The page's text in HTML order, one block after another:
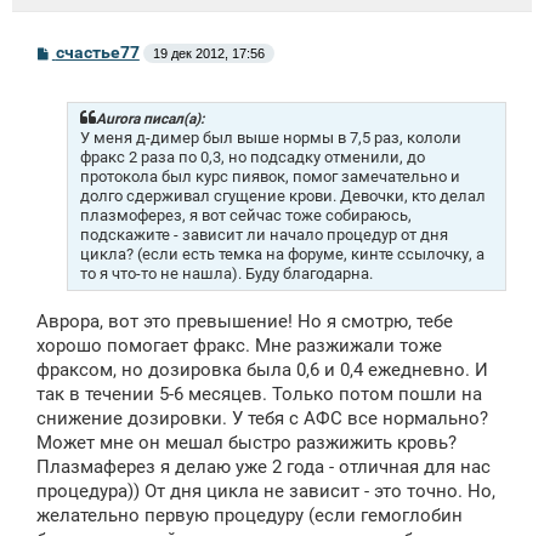
С
о
счастье77 19 дек 2012, 17:56
Aurora писал(а):
У меня д-димер был выше нормы в 7,5 раз, кололи
фракс 2 раза по 0,3, но подсадку отменили, до
протокола был курс пиявок, помог замечательно и
долго сдерживал сгущение крови. Девочки, кто делал
плазмоферез, я вот сейчас тоже собираюсь,
подскажите - зависит ли начало процедур от дня
цикла? (если есть темка на форуме, кинте ссылочку, а
то я что-то не нашла). Буду благодарна.
Аврора, вот это превышение! Но я смотрю, тебе
хорошо помогает фракс. Мне разжижали тоже
фраксом, но дозировка была 0,6 и 0,4 ежедневно. И
так в течении 5-6 месяцев. Только потом пошли на
снижение дозировки. У тебя с АФС все нормально?
Может мне он мешал быстро разжижить кровь?
Плазмаферез я делаю уже 2 года - отличная для нас
процедура)) От дня цикла не зависит - это точно. Но,
желательно первую процедуру (если гемоглобин